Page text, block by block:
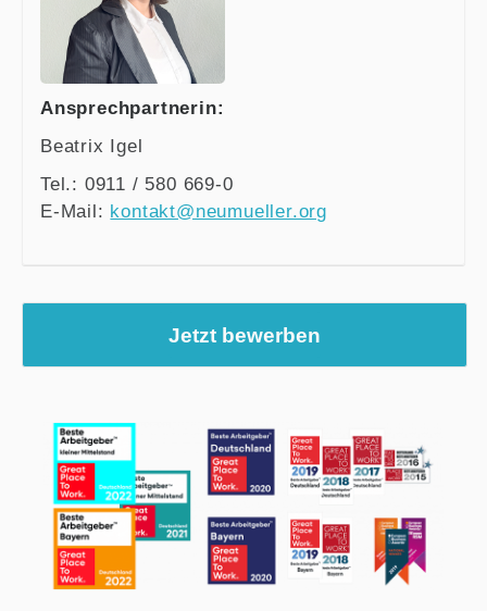
Ansprechpartnerin:
Beatrix Igel
Tel.: 0911 / 580 669-0
E-Mail: kontakt@neumueller.org
Jetzt bewerben